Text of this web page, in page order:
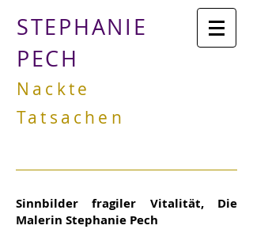
STEPHANIE
PECH
Nackte
Tatsachen
Sinnbilder fragiler Vitalität, Die
Malerin Stephanie Pech